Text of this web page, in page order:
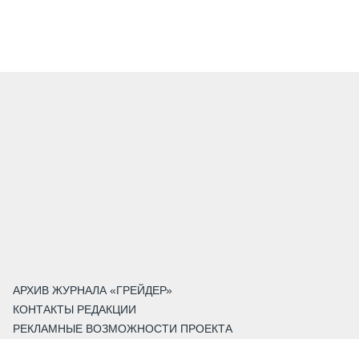
АРХИВ ЖУРНАЛА «ГРЕЙДЕР»
КОНТАКТЫ РЕДАКЦИИ
РЕКЛАМНЫЕ ВОЗМОЖНОСТИ ПРОЕКТА